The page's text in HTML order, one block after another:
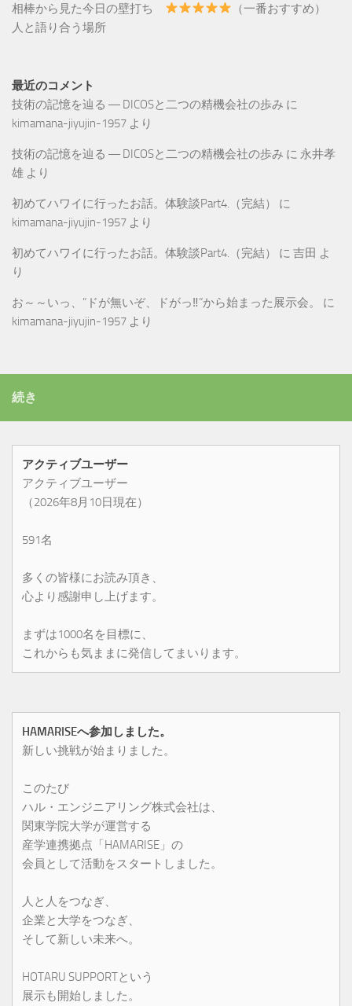
相棒から見た今日の壁打ち
（一番おすすめ）
人と語り合う場所
最近のコメント
技術の記憶を辿る ― DICOSと二つの精機会社の歩み に
kimamana-jiyujin-1957 より
技術の記憶を辿る ― DICOSと二つの精機会社の歩み に 永井孝
雄 より
初めてハワイに行ったお話。体験談Part4.（完結）
に
kimamana-jiyujin-1957 より
初めてハワイに行ったお話。体験談Part4.（完結） に 吉田 よ
り
お～～いっ、”ドが無いぞ、ドがっ‼”から始まった展示会。
に
kimamana-jiyujin-1957 より
続き
アクティブユーザー
アクティブユーザー
（2026年8月10日現在）
591名
多くの皆様にお読み頂き、
心より感謝申し上げます。
まずは1000名を目標に、
これからも気ままに発信してまいります。
HAMARISEへ参加しました。
新しい挑戦が始まりました。
このたび
ハル・エンジニアリング株式会社は、
関東学院大学が運営する
産学連携拠点「HAMARISE」の
会員として活動をスタートしました。
人と人をつなぎ、
企業と大学をつなぎ、
そして新しい未来へ。
HOTARU SUPPORTという
展示も開始しました。